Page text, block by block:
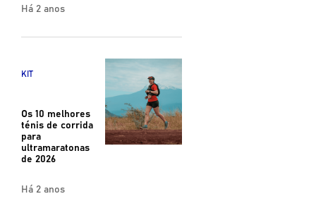
Há 2 anos
KIT
Os 10 melhores
ténis de corrida
para
ultramaratonas
de 2026
Há 2 anos